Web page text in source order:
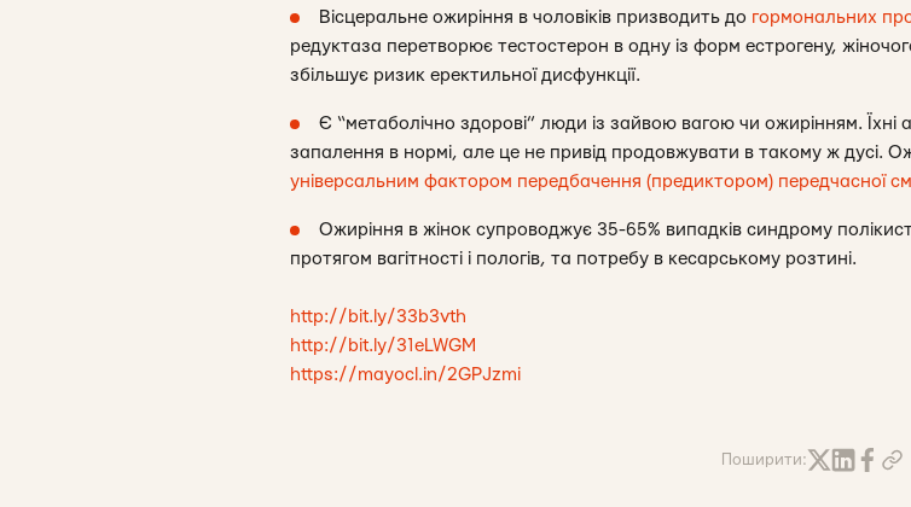
Вісцеральне ожиріння в чоловіків призводить до гормональних
редуктаза перетворює тестостерон в одну із форм естрогену,
збільшує ризик еректильної дисфункції.
Є “метаболічно здорові” люди із зайвою вагою чи ожирінням. Їхні
запалення в нормі, але це не привід продовжувати в такому ж дусі.
універсальним фактором передбачення (предиктором) передчасної
Ожиріння в жінок супроводжує 35-65% випадків синдрому
протягом вагітності і пологів, та потребу в кесарському розтині.
http://bit.ly/33b3vth
http://bit.ly/31eLWGM
https://mayocl.in/2GPJzmi
Поширити: